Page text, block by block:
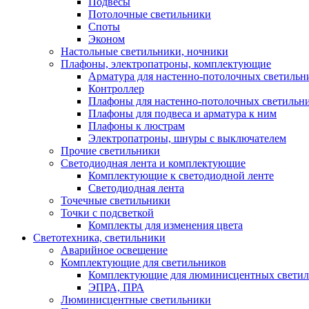
Потолочные светильники
Споты
Эконом
Настольные светильники, ночники
Плафоны, электропатроны, комплектующие
Арматура для настенно-потолочных
Контроллер
Плафоны для настенно-потолочных
Плафоны для подвеса и арматура к ним
Плафоны к люстрам
Электропатроны, шнуры с выключателем
Прочие светильники
Светодиодная лента и комплектующие
Комплектующие к светодиодной ленте
Светодиодная лента
Точечные светильники
Точки с подсветкой
Комплекты для изменения цвета
Светотехника, светильники
Аварийное освещение
Комплектующие для светильников
Комплектующие для люминисцентных
ЭПРА, ПРА
Люминисцентные светильники